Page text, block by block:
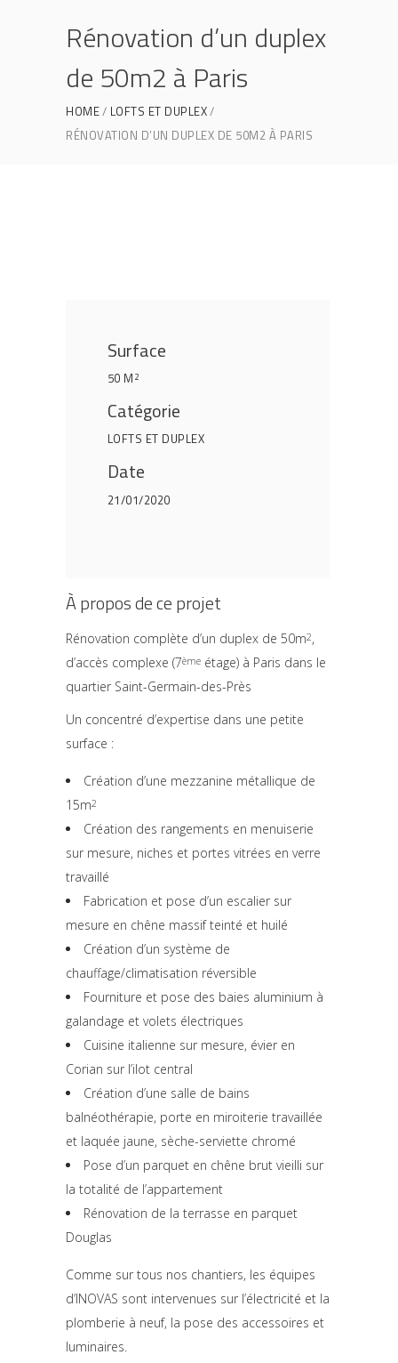
Rénovation d’un duplex
de 50m2 à Paris
HOME
LOFTS ET DUPLEX
RÉNOVATION D’UN DUPLEX DE 50M2 À PARIS
Surface
50 M 2
Catégorie
LOFTS ET DUPLEX
Date
21/01/2020
À propos de ce projet
Rénovation complète d’un duplex de 50m2,
d’accès complexe (7ème étage) à Paris dans le
quartier Saint-Germain-des-Près
Un concentré d’expertise dans une petite
surface :
Création d’une mezzanine métallique de
15m2
Création des rangements en menuiserie
sur mesure, niches et portes vitrées en verre
travaillé
Fabrication et pose d’un escalier sur
mesure en chêne massif teinté et huilé
Création d’un système de
chauffage/climatisation réversible
Fourniture et pose des baies aluminium à
galandage et volets électriques
Cuisine italienne sur mesure, évier en
Corian sur l’ilot central
Création d’une salle de bains
balnéothérapie, porte en miroiterie travaillée
et laquée jaune, sèche-serviette chromé
Pose d’un parquet en chêne brut vieilli sur
la totalité de l’appartement
Rénovation de la terrasse en parquet
Douglas
Comme sur tous nos chantiers, les équipes
d’INOVAS sont intervenues sur l’électricité et la
plomberie à neuf, la pose des accessoires et
luminaires.